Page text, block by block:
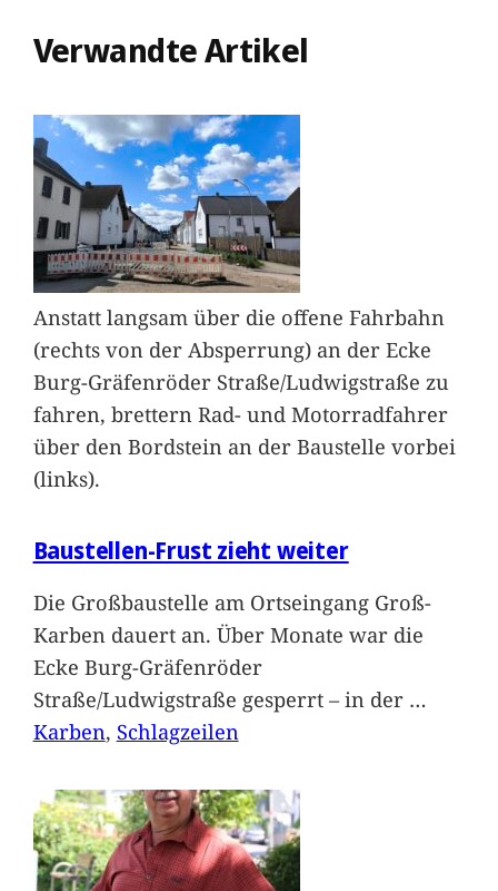
Verwandte Artikel
Anstatt langsam über die offene Fahrbahn
(rechts von der Absperrung) an der Ecke
Burg-Gräfenröder Straße/Ludwigstraße zu
fahren, brettern Rad- und Motorradfahrer
über den Bordstein an der Baustelle vorbei
(links).
Baustellen-Frust zieht weiter
Die Großbaustelle am Ortseingang Groß-
Karben dauert an. Über Monate war die
Ecke Burg-Gräfenröder
Straße/Ludwigstraße gesperrt – in der …
Karben, Schlagzeilen